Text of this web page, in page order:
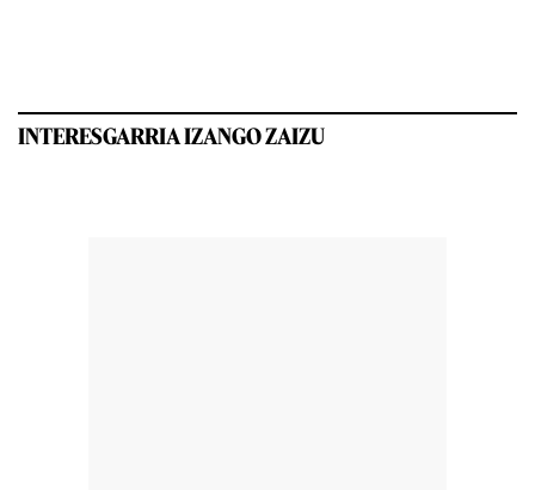
INTERESGARRIA IZANGO ZAIZU